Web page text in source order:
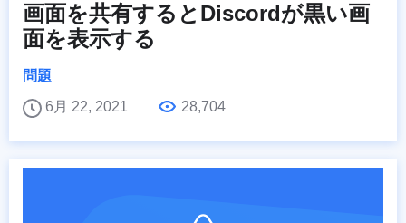
画面を共有するとDiscordが黒い画
面を表示する
問題
6月 22, 2021
28,704